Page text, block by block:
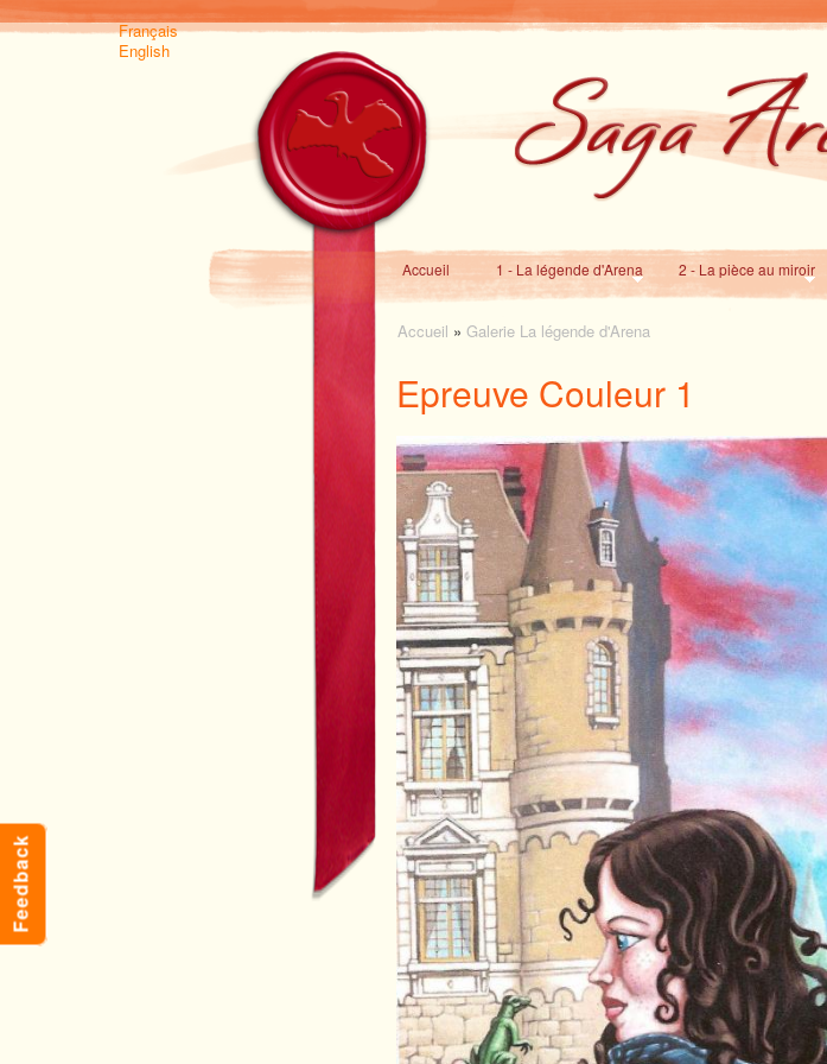
Français
English
Accueil 1 - La légende d'Arena 2 - La pièce au miroir
Accueil » Galerie La légende d'Arena
Epreuve Couleur 1
Feedback